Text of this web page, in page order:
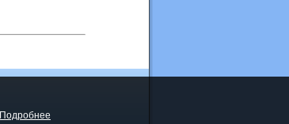
Подробнее